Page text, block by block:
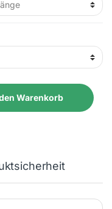
mit Wandmontageset
Warenkorb